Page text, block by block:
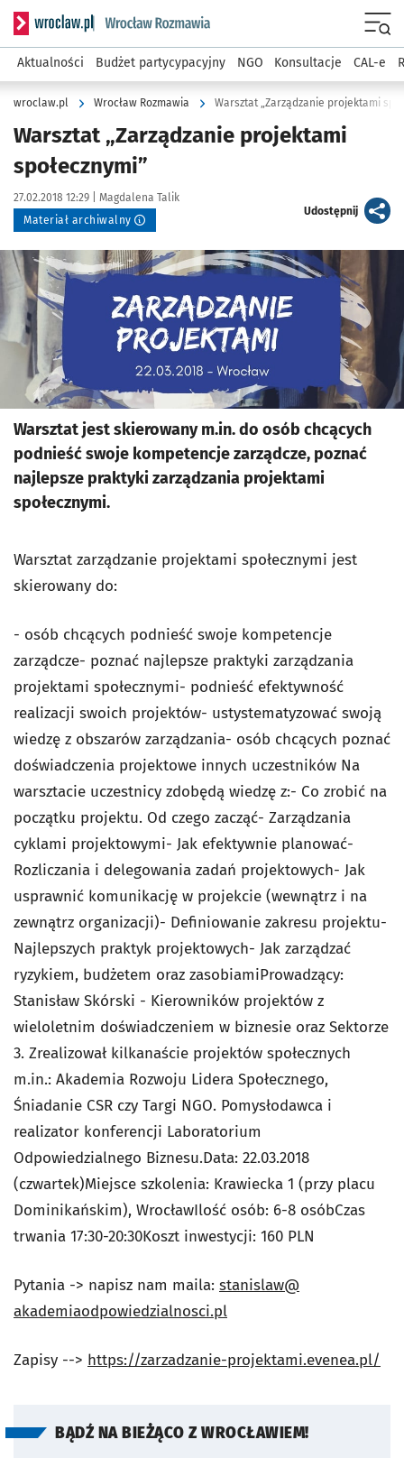
Serwis informacyjny wroclaw.pl podserwis: Rozmawia
Aktualności Budżet partycypacyjny NGO Konsultacje CAL-e
wroclaw.pl Wrocław Rozmawia Warsztat „Zarządzanie projektami
Warsztat „Zarządzanie projektami
społecznymi”
Data publikacji:
27.02.2018 12:29 | Autor:
Magdalena Talik
Materiał archiwalny
Udostępnijartykuł
Kliknij, aby powiększyć
Warsztat jest skierowany m.in. do osób chcących
podnieść swoje kompetencje zarządcze, poznać
najlepsze praktyki zarządzania projektami
społecznymi.
Warsztat zarządzanie projektami społecznymi jest
skierowany do:
- osób chcących podnieść swoje kompetencje
zarządcze- poznać najlepsze praktyki zarządzania
projektami społecznymi- podnieść efektywność
realizacji swoich projektów- ustystematyzować swoją
wiedzę z obszarów zarządzania- osób chcących poznać
doświadczenia projektowe innych uczestników Na
warsztacie uczestnicy zdobędą wiedzę z:- Co zrobić na
początku projektu. Od czego zacząć- Zarządzania
cyklami projektowymi- Jak efektywnie planować-
Rozliczania i delegowania zadań projektowych- Jak
usprawnić komunikację w projekcie (wewnątrz i na
zewnątrz organizacji)- Definiowanie zakresu projektu-
Najlepszych praktyk projektowych- Jak zarządzać
ryzykiem, budżetem oraz zasobiamiProwadzący:
Stanisław Skórski - Kierowników projektów z
wieloletnim doświadczeniem w biznesie oraz Sektorze
3. Zrealizował kilkanaście projektów społecznych
m.in.: Akademia Rozwoju Lidera Społecznego,
Śniadanie CSR czy Targi NGO. Pomysłodawca i
realizator konferencji Laboratorium
Odpowiedzialnego Biznesu.Data: 22.03.2018
(czwartek)Miejsce szkolenia: Krawiecka 1 (przy placu
Dominikańskim), WrocławIlość osób: 6-8 osóbCzas
trwania 17:30-20:30Koszt inwestycji: 160 PLN
Pytania -> napisz nam maila: stanislaw@
akademiaodpowiedzialnosci.pl
Zapisy --> https://zarzadzanie-projektami.evenea.pl/
BĄDŹ NA BIEŻĄCO Z WROCŁAWIEM!